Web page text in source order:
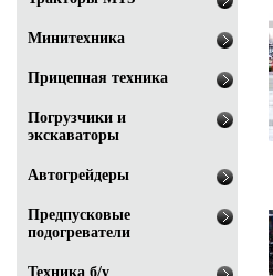
Минитехника
Прицепная техника
Погрузчики и
экскаваторы
Автогрейдеры
Предпусковые
подогреватели
Техника б/у